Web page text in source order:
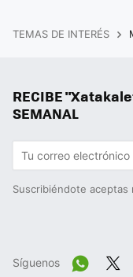
TEMAS DE INTERÉS
RECIBE
SEMANAL
Suscribiéndote aceptas
Síguenos